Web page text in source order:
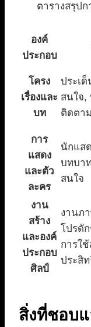
ตารางสรุป
องค์
ประกอบ
โครง
เรื่องและ
บท
ประเ
สนใจ,
ติดตาม
การ
แสดง
และตัว
ละคร
นักแส
บทบา
สนใจ
งาน
สร้าง
และองค์
ประกอบ
ศิลป์
งานภ
โปรดั
การใ
ประสิ
สิ่งที่ชอบ